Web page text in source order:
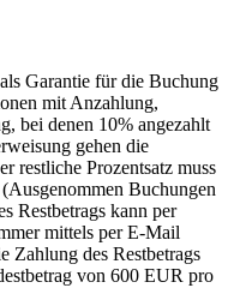
Garantie für die Buchung
mit Anzahlung,
bei denen 10% angezahlt
gehen die
restliche Prozentsatz muss
Buchungen
Restbetrags kann per
mittels per E-Mail
Zahlung des Restbetrags
von 600 EUR pro